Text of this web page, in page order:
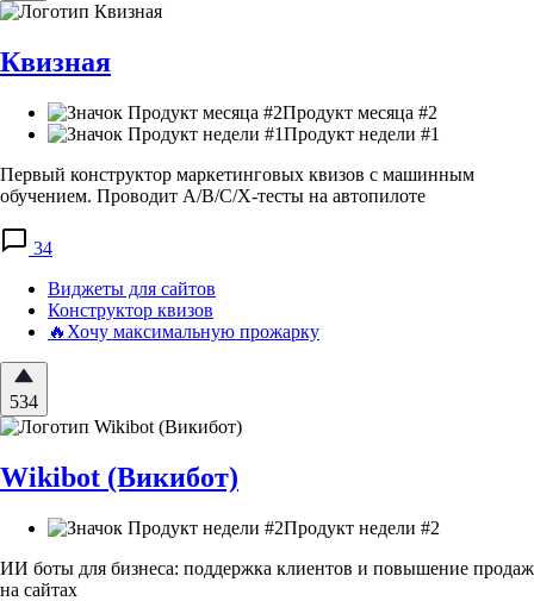
Квизная
Продукт месяца #2
Продукт недели #1
Первый конструктор маркетинговых квизов с машинным
обучением. Проводит A/B/C/X-тесты на автопилоте
34
Виджеты для сайтов
Конструктор квизов
🔥Хочу максимальную прожарку
534
Wikibot (Викибот)
Продукт недели #2
ИИ боты для бизнеса: поддержка клиентов и повышение продаж
на сайтах